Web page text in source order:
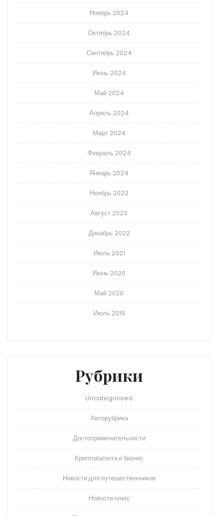
Ноябрь 2024
Октябрь 2024
Сентябрь 2024
Июнь 2024
Май 2024
Апрель 2024
Март 2024
Февраль 2024
Январь 2024
Ноябрь 2023
Август 2023
Декабрь 2022
Июль 2021
Июнь 2020
Май 2020
Июль 2019
Рубрики
Uncategorised
Авторубрика
Достопримечательности
Криптовалюта и бизнес
Новости для путешественников
Новости плюс